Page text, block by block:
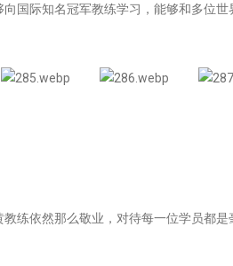
国际知名冠军教练学习，能够和多位世
练依然那么敬业，对待每一位学员都是